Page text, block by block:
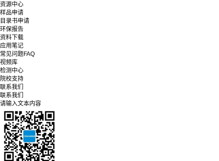
资源中心
样品申请
目录书申请
环保报告
资料下载
应用笔记
常见问题FAQ
视频库
检测中心
院校支持
联系我们
联系我们
请输入文本内容